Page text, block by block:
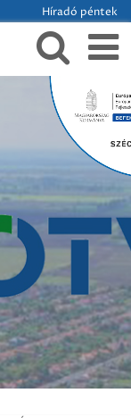
Híradó péntek